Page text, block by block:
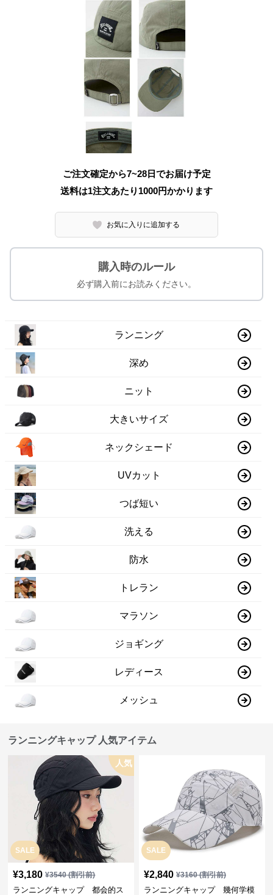
ご注文確定から7~28日でお届け予定
送料は1注文あたり 1000円かかります
お気に入りに追加する
購入時のルール
必ず購入前にお読みください。
ランニング
深め
ニット
大きいサイズ
ネックシェード
UVカット
つば短い
洗える
防水
トレラン
マラソン
ジョギング
レディース
メッシュ
ランニングキャップ 人気アイテム
SALE
人気
¥3,180 ¥3540(割引前)
ランニングキャップ 都会的ス
SALE
¥2,840 ¥3160(割引前)
ランニングキャップ 幾何学模